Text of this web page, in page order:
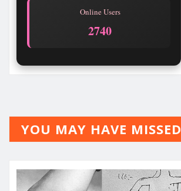
Online Users
2740
YOU MAY HAVE MISSED